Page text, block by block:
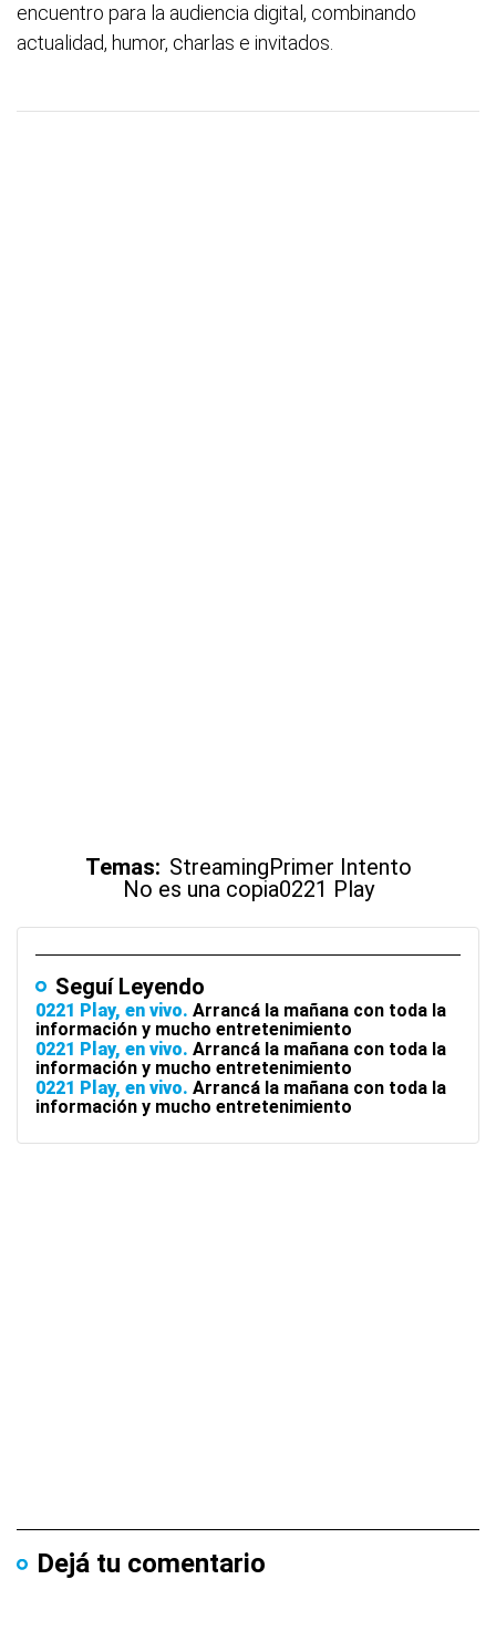
encuentro para la audiencia digital, combinando
actualidad, humor, charlas e invitados.
Temas: StreamingPrimer Intento
No es una copia0221 Play
Seguí Leyendo
0221 Play, en vivo Arrancá la mañana con toda la
información y mucho entretenimiento
0221 Play, en vivo Arrancá la mañana con toda la
información y mucho entretenimiento
0221 Play, en vivo Arrancá la mañana con toda la
información y mucho entretenimiento
Dejá tu comentario